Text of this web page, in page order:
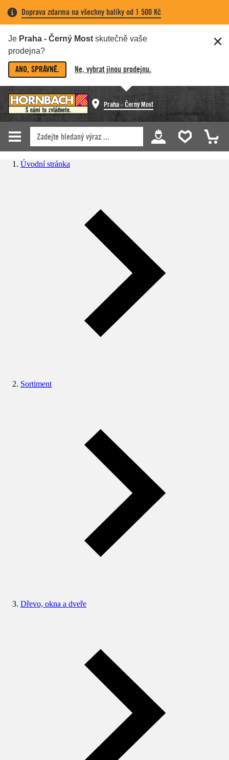
Doprava zdarma na všechny balíky od 1 500 Kč
Je Praha - Černý Most skutečně vaše
prodejna?
ANO, SPRÁVNĚ. Ne, vybrat jinou prodejnu.
Praha - Černý Most
Úvodní stránka
Sortiment
Dřevo, okna a dveře